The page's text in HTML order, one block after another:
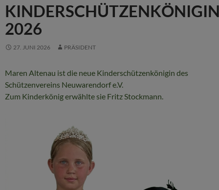
2026
27. JUNI 2026 PRÄSIDENT
Maren Altenau ist die neue Kinderschützenkönigin des
Schützenvereins Neuwarendorf e.V.
Zum Kinderkönig erwählte sie Fritz Stockmann.